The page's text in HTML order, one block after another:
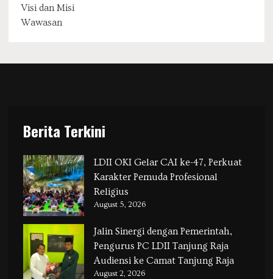
Visi dan Misi
Wawasan
Berita Terkini
LDII OKI Gelar CAI ke-47, Perkuat
Karakter Pemuda Profesional
Religius
August 5, 2026
Jalin Sinergi dengan Pemerintah,
Pengurus PC LDII Tanjung Raja
Audiensi ke Camat Tanjung Raja
August 2, 2026